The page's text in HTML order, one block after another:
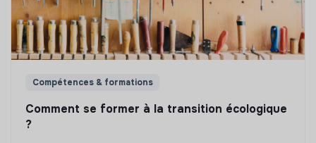
Compétences & formations
Comment se former à la transition écologique
?